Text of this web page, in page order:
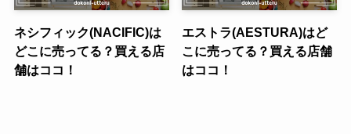
ネシフィック(NACIFIC)は
どこに売ってる？買える店
舗はココ！
エストラ(AESTURA)はど
こに売ってる？買える店舗
はココ！